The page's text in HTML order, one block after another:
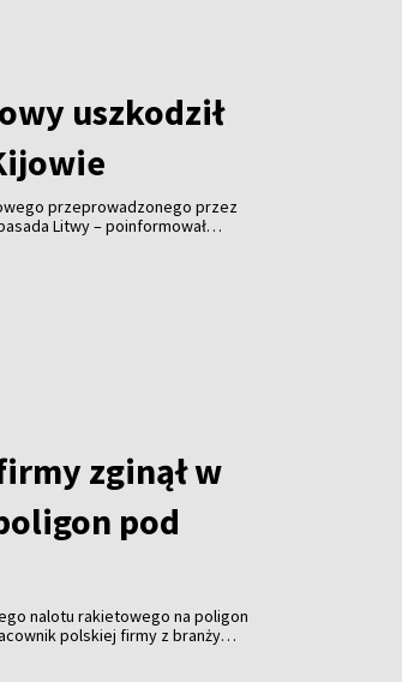
uszkodził
przeprowadzonego przez
Litwy – poinformował
zginął w
pod
nalotu rakietowego na poligon
polskiej firmy z branży